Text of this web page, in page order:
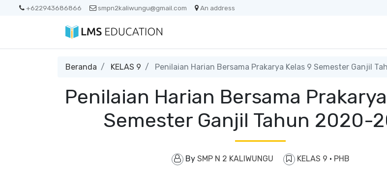
+622943686866 smpn2kaliwungu@gmail.com An address
Beranda KELAS 9 Penilaian Harian Bersama Prakarya Kelas 9 Semester Ganjil
Penilaian Harian Bersama
Semester Ganjil Tahun 2020-
By SMP N 2 KALIWUNGU KELAS 9 · PHB